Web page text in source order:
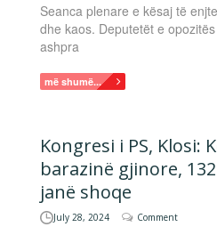
Seanca plenare e kësaj të
dhe kaos. Deputetët e
ashpra
më shumë...
Kongresi i PS, Klosi:
barazinë gjinore,
janë shoqe
July 28, 2024 Comment